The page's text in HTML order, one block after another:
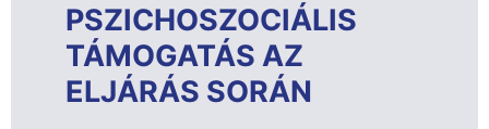
PSZICHOSZOCIÁLIS
TÁMOGATÁS AZ
ELJÁRÁS SORÁN